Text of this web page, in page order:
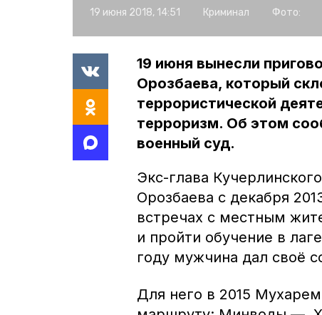
19 июня 2018, 14:51 Криминал Фото:
19 июня вынесли
Орозбаева, который
террористической
терроризм. Об этом
военный суд.
Экс-глава
Орозбаева с декабря
встречах с местным
и пройти обучение в
году мужчина дал своё
Для него в 2015